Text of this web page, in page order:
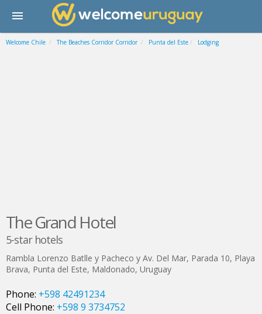
Welcome Chile The Beaches Corridor Corridor Punta del Este Lodging
The Grand Hotel
5-star hotels
Rambla Lorenzo Batlle y Pacheco y Av. Del Mar, Parada 10, Playa
Brava, Punta del Este, Maldonado, Uruguay
Phone: +598 42491234
Cell Phone: +598 9 3734752